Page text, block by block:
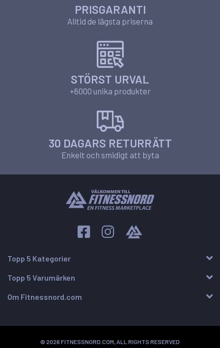
PRISGARANTI
Alltid de lägsta priserna
STÖRST URVAL
+6000 unika produkter
30 DAGARS RETURRÄTT
Enkelt och smidigt att byta
Topp 5 Kategorier
Topp 5 Varumärken
Om Fitnessnord.com
© 2026 FITNESSNORD.COM, ALL RIGHTS RESERVED